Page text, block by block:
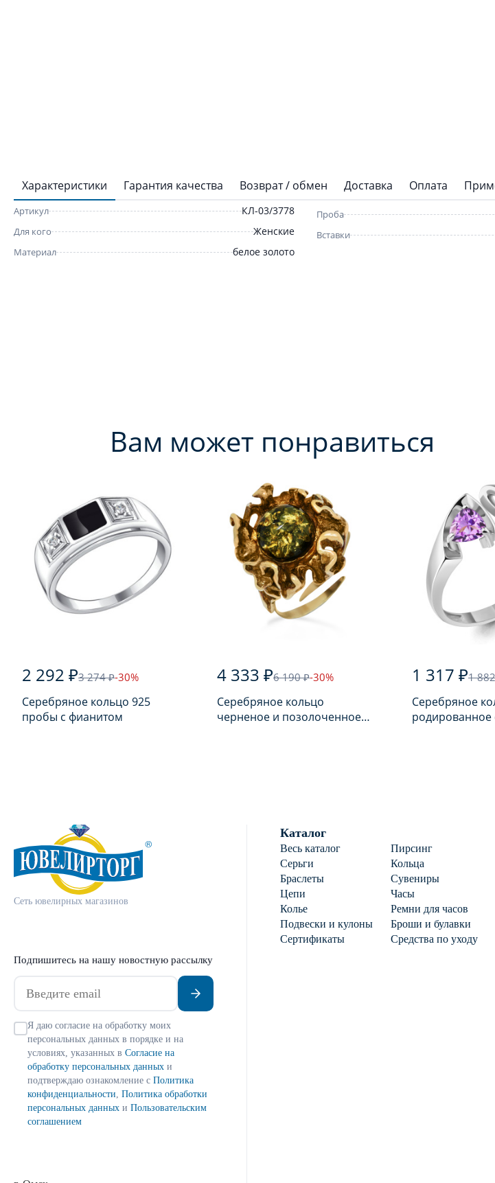
Характеристики Гарантия качества Возврат / обмен Доставка Оплата
Артикул КЛ-03/3778
Для кого Женские
Материал белое золото
Проба
Вставки
Вам может понравиться
2 292 ₽3 274 ₽-30%
Серебряное кольцо 925
пробы с фианитом
4 333 ₽6 190 ₽-30%
Серебряное кольцо
черненое и позолоченное
1 317 ₽1
Серебряное
родированное
Сеть ювелирных магазинов
Подпишитесь на нашу новостную рассылку
Я даю согласие на обработку моих
персональных данных в порядке и на
условиях, указанных в Согласие на
обработку персональных данных и
подтверждаю ознакомление с Политика
конфиденциальности, Политика обработки
персональных данных и Пользовательским
соглашением
Каталог
Весь каталог
Пирсинг
Серьги
Кольца
Браслеты
Сувениры
Цепи
Часы
Колье
Ремни для часов
Подвески и кулоны
Броши и булавки
Сертификаты
Средства по уходу